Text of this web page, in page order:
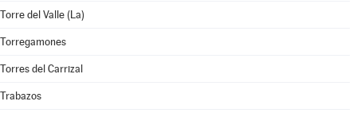
Torre del Valle (La)
Torregamones
Torres del Carrizal
Trabazos